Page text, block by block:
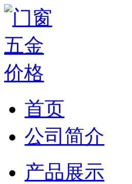
首页
公司简介
产品展示